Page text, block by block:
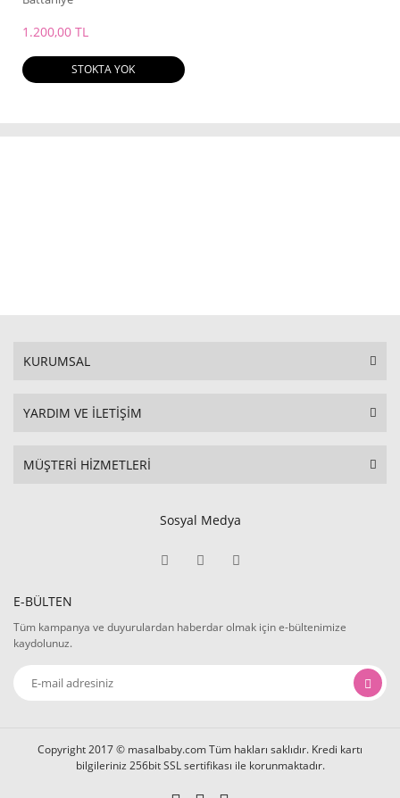
1.200,00 TL
STOKTA YOK
KURUMSAL
YARDIM VE İLETİŞİM
MÜŞTERİ HİZMETLERİ
Sosyal Medya
E-BÜLTEN
Tüm kampanya ve duyurulardan haberdar olmak için e-bültenimize
kaydolunuz.
Copyright 2017 © masalbaby.com Tüm hakları saklıdır. Kredi kartı
bilgileriniz 256bit SSL sertifikası ile korunmaktadır.